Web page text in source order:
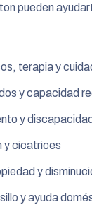
pueden
terapia y
y capacidad
y
y cicatrices
y
y ayuda